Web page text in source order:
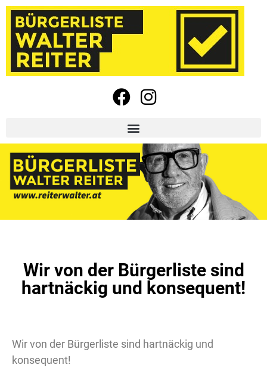
Wir von der Bürgerliste sind
hartnäckig und konsequent!
Wir von der Bürgerliste sind hartnäckig und
konsequent!